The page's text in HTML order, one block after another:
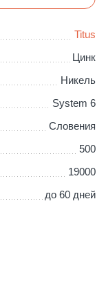
Titus
Цинк
Никель
System 6
Словения
500
19000
до 60 дней